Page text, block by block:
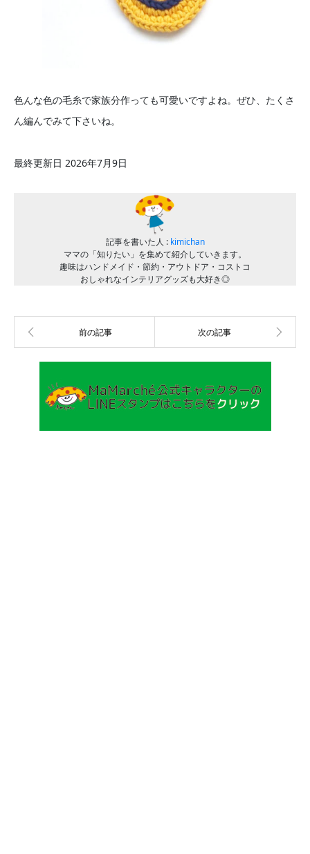
色んな色の毛糸で家族分作っても可愛いですよね。ぜひ、たくさ
ん編んでみて下さいね。
最終更新日 2026年7月9日
記事を書いた人 : kimichan
ママの「知りたい」を集めて紹介していきます。
趣味はハンドメイド・節約・アウトドア・コストコ
おしゃれなインテリアグッズも大好き◎